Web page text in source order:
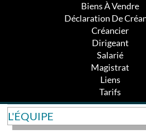
Biens À Vendre
Déclaration De
Créancier
Dirigeant
Salarié
Magistrat
Liens
Tarifs
L'ÉQUIPE